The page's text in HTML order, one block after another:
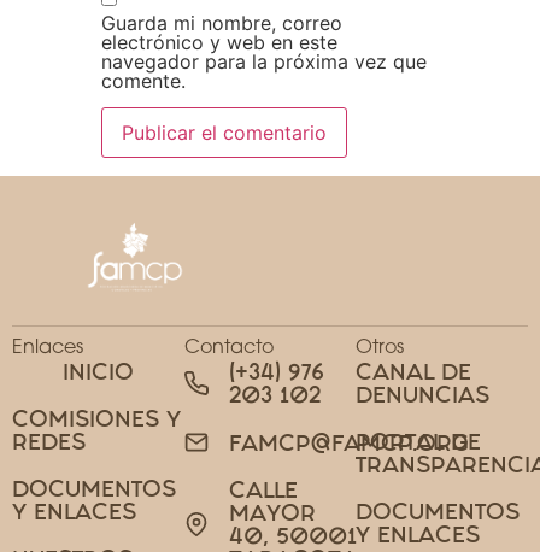
Guarda mi nombre, correo
electrónico y web en este
navegador para la próxima vez que
comente.
Enlaces
INICIO
COMISIONES Y
REDES
DOCUMENTOS
Y ENLACES
Contacto
(+34) 976
203 102
FAMCP@FAMCP.ORG
CALLE
MAYOR
40, 50001
Otros
CANAL DE
DENUNCIAS
PORTAL DE
DOCUMENTOS
Y ENLACES